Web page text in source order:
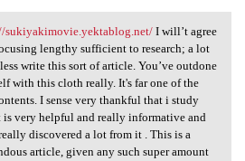
sukiyakimovie
sukiyakimovie.yektablog.net/I will’t agree
lengthy sufficient to research; a lot
write this sort of article. You’ve outdone
with this cloth really. It's far one of the
I sense very thankful that i study
is very helpful and really informative and
discovered a lot from it . This is a
article, given any such super amount